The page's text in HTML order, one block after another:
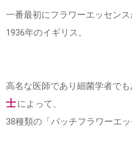
一番最初にフラワーエッセンス
1936年のイギリス。
高名な医師であり細菌学者でも
士によって、
38種類の「バッチフラワーエ